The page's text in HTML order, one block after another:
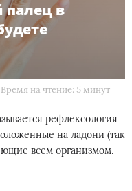
палец в
Время на чтение: 5 минут
рефлексология
на ладони (так
всем организмом.